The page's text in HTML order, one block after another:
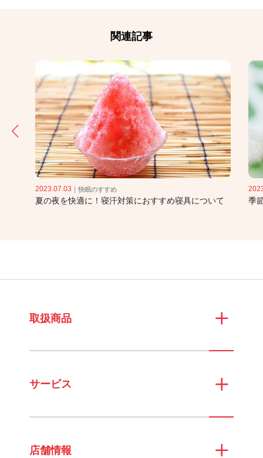
関連記事
2023.07.03 ｜快眠のすすめ
夏の夜を快適に！寝汗対策におすすめ寝具について 季
取扱商品
サービス
店舗情報